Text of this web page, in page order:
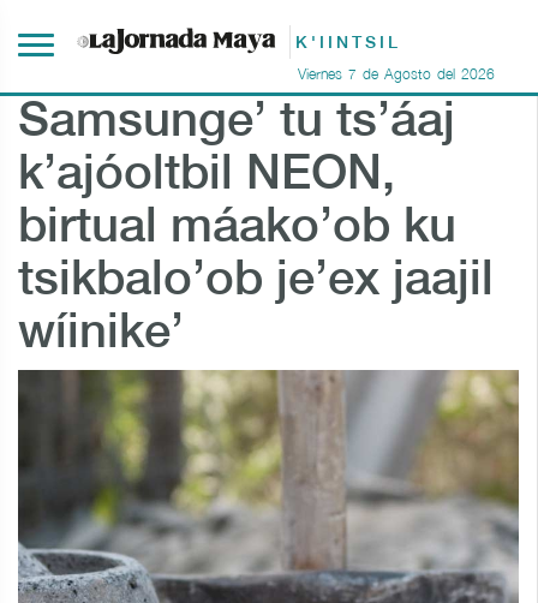
K'IINTSIL
Viernes 7 de Agosto del 2026
Samsunge’ tu ts’áaj
k’ajóoltbil NEON,
birtual máako’ob ku
tsikbalo’ob je’ex jaajil
wíinike’